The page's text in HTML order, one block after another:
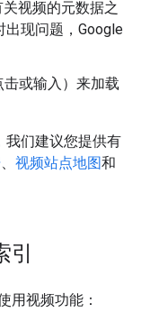
视频的元数据之
出现问题，Google
或输入）来加载
我们建议您提供有
、 视频站点地图和
引
用视频功能：